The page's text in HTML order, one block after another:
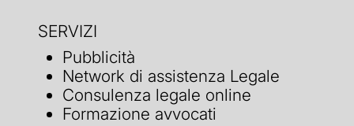
SERVIZI
Pubblicità
Network di assistenza Legale
Consulenza legale online
Formazione avvocati